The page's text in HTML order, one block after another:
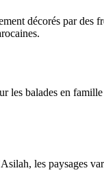
décorés par des
les balades en
les paysages